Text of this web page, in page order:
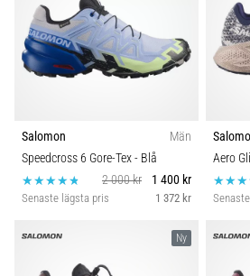
Salomon
Män
Speedcross 6 Gore-Tex- Blå
2 000 kr
1 400 kr
Senaste lägsta pris 1 372 kr
Aero
Ny